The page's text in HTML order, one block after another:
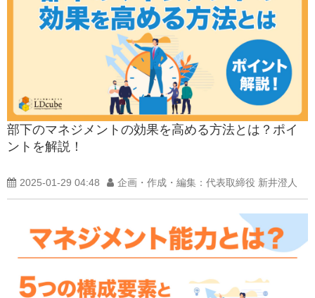
部下のマネジメントの効果を高める方法とは？ポイ
ントを解説！
2025-01-29 04:48 企画・作成・編集：代表取締役 新井澄人